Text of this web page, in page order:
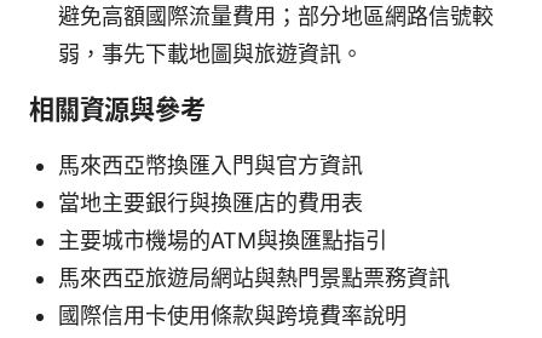
避免高額國際流量費用；部分地區網路信號較
弱，事先下載地圖與旅遊資訊。
相關資源與參考
馬來西亞幣換匯入門與官方資訊
當地主要銀行與換匯店的費用表
主要城市機場的ATM與換匯點指引
馬來西亞旅遊局網站與熱門景點票務資訊
國際信用卡使用條款與跨境費率說明